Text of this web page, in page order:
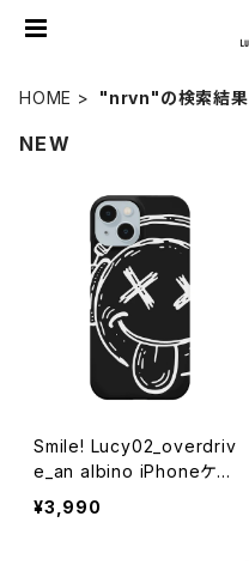
HOME "nrvn"の検索結果
NEW
Smile! Lucy02_overdriv
e_an albino iPhoneケー
ス 1020-241126102
¥3,990